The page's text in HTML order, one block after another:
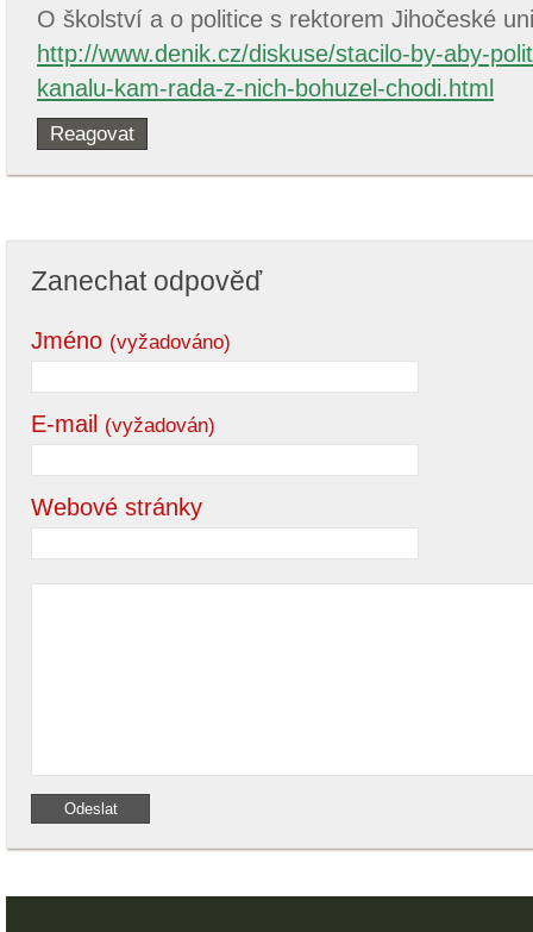
O školství a o politice s rektorem Jihočeské
http://www.denik.cz/diskuse/stacilo-by-aby-
kanalu-kam-rada-z-nich-bohuzel-chodi.html
Reagovat
Zanechat odpověď
Jméno (vyžadováno)
E-mail (vyžadován)
Webové stránky